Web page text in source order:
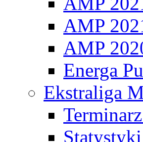
AMP
AMP
Energa
Ekstraliga
Statystyki